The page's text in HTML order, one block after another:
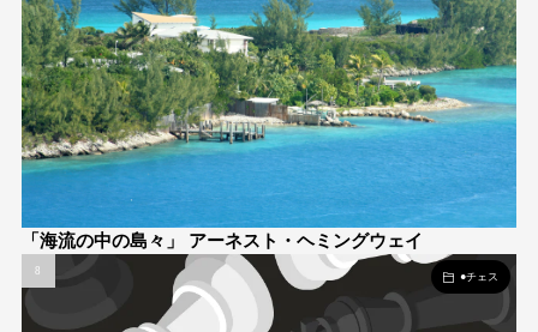
「海流の中の島々」 アーネスト・ヘミングウェイ
●チェス